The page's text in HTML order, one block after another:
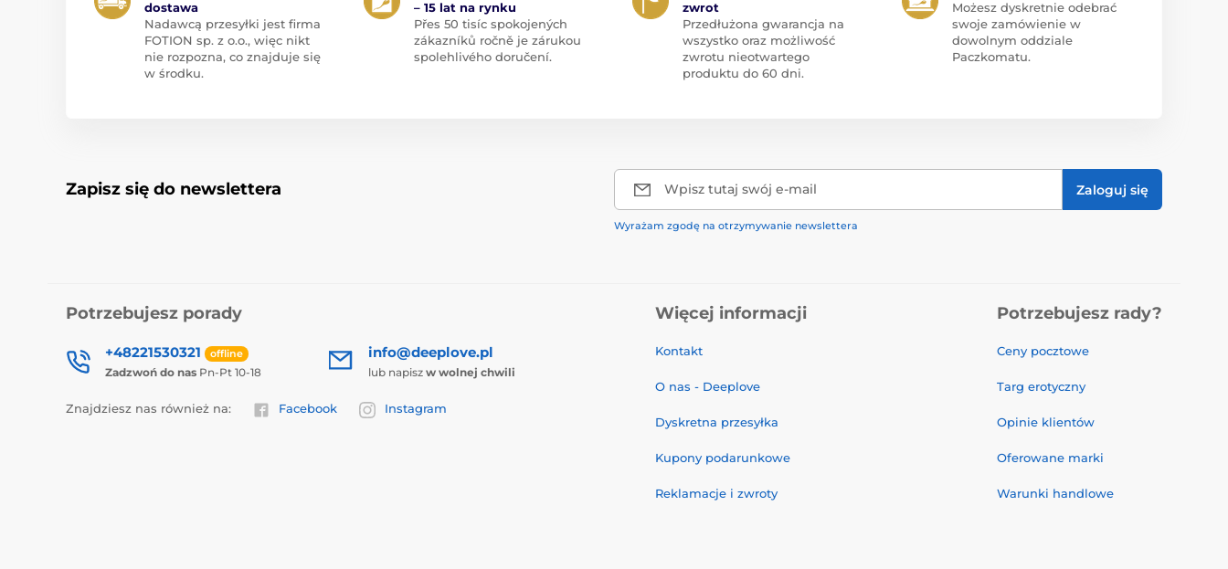
dostawa
Nadawcą przesyłki jest firma
FOTION sp. z o.o., więc nikt
nie rozpozna, co znajduje się
w środku.
– 15 lat na rynku
Přes 50 tisíc spokojených
zákazníků ročně je zárukou
spolehlivého doručení.
zwrot
Przedłużona gwarancja na
wszystko oraz możliwość
zwrotu nieotwartego
produktu do 60 dni.
Możesz dyskretnie odebrać
swoje zamówienie w
dowolnym oddziale
Paczkomatu.
Zapisz się do newslettera Wpisz tutaj swój e-mail Zaloguj się
Wyrażam zgodę na otrzymywanie newslettera
Potrzebujesz porady
+48221530321 offline
Zadzwoń do nas Pn-Pt 10-18
info@deeplove.pl
lub napisz w wolnej chwili
Znajdziesz nas również na: Facebook Instagram
Więcej informacji
Kontakt
O nas - Deeplove
Dyskretna przesyłka
Kupony podarunkowe
Reklamacje i zwroty
Potrzebujesz rady?
Ceny pocztowe
Targ erotyczny
Opinie klientów
Oferowane marki
Warunki handlowe